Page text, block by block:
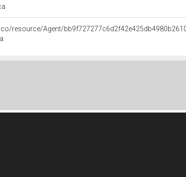
resource/Agent/